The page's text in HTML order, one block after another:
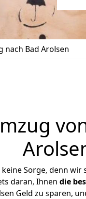
nach Bad Arolsen
Sorge, denn wir
daran, Ihnen die
Geld zu sparen,